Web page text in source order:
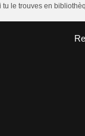
tu le trouves en